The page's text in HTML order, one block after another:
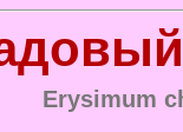
Erysimum